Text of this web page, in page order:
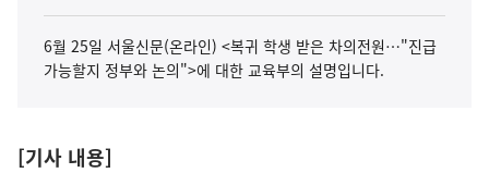
6월 25일 서울신문(온라인) <복귀 학생 받은 차의전원…"진급
가능할지 정부와 논의">에 대한 교육부의 설명입니다.
[기사 내용]